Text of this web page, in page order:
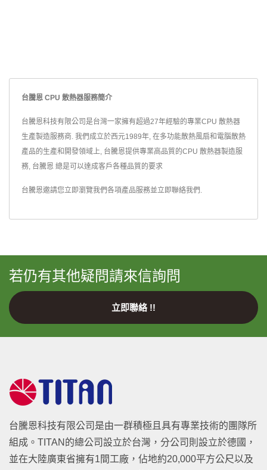
台騰恩 CPU 散熱器服務簡介
台騰恩科技有限公司是台灣一家擁有超過27年經驗的專業CPU 散熱器
生產製造服務商. 我們成立於西元1989年, 在多功能散熱風扇和電腦散熱
產品的生產和開發領域上, 台騰恩提供專業高品質的CPU 散熱器製造服
務, 台騰恩 總是可以達成客戶各種品質的要求
台騰恩邀請您立即瀏覽我們各項產品服務並立即聯絡我們.
若仍有其他疑問請來信詢問
立即聯絡 !!
台騰恩科技有限公司是由一群積極且具有專業技術的團隊所
組成。TITAN的總公司設立於台灣，分公司則設立於德國，
並在大陸廣東省擁有1間工廠，佔地約20,000平方公尺以及